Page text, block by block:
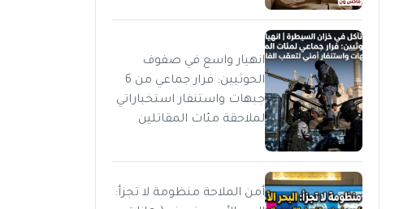
انهيار واسع في صفوف
الحوثيين: فرار جماعي من 6
جبهات واستنفار استخباراتي
لملاحقة مئات المقاتلين
أمن الملاحة منظومة لا تجزأ: